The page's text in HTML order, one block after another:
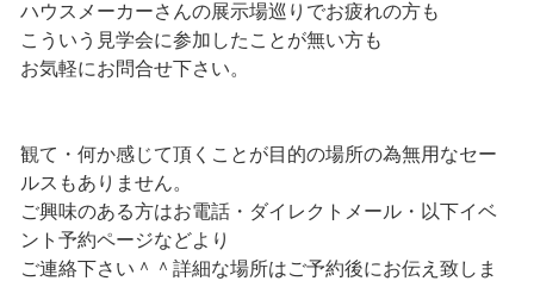
ハウスメーカーさんの展示場巡りでお疲れの方も
こういう見学会に参加したことが無い方も
お気軽にお問合せ下さい。
観て・何か感じて頂くことが目的の場所の為無用なセー
ルスもありません。
ご興味のある方はお電話・ダイレクトメール・以下イベ
ント予約ページなどより
ご連絡下さい＾＾詳細な場所はご予約後にお伝え致しま